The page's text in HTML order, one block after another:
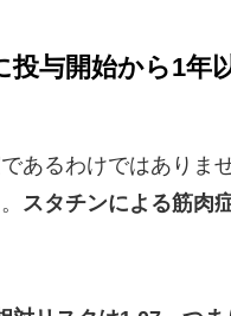
投与開始から1年
あるわけではありま
スタチンによる筋肉